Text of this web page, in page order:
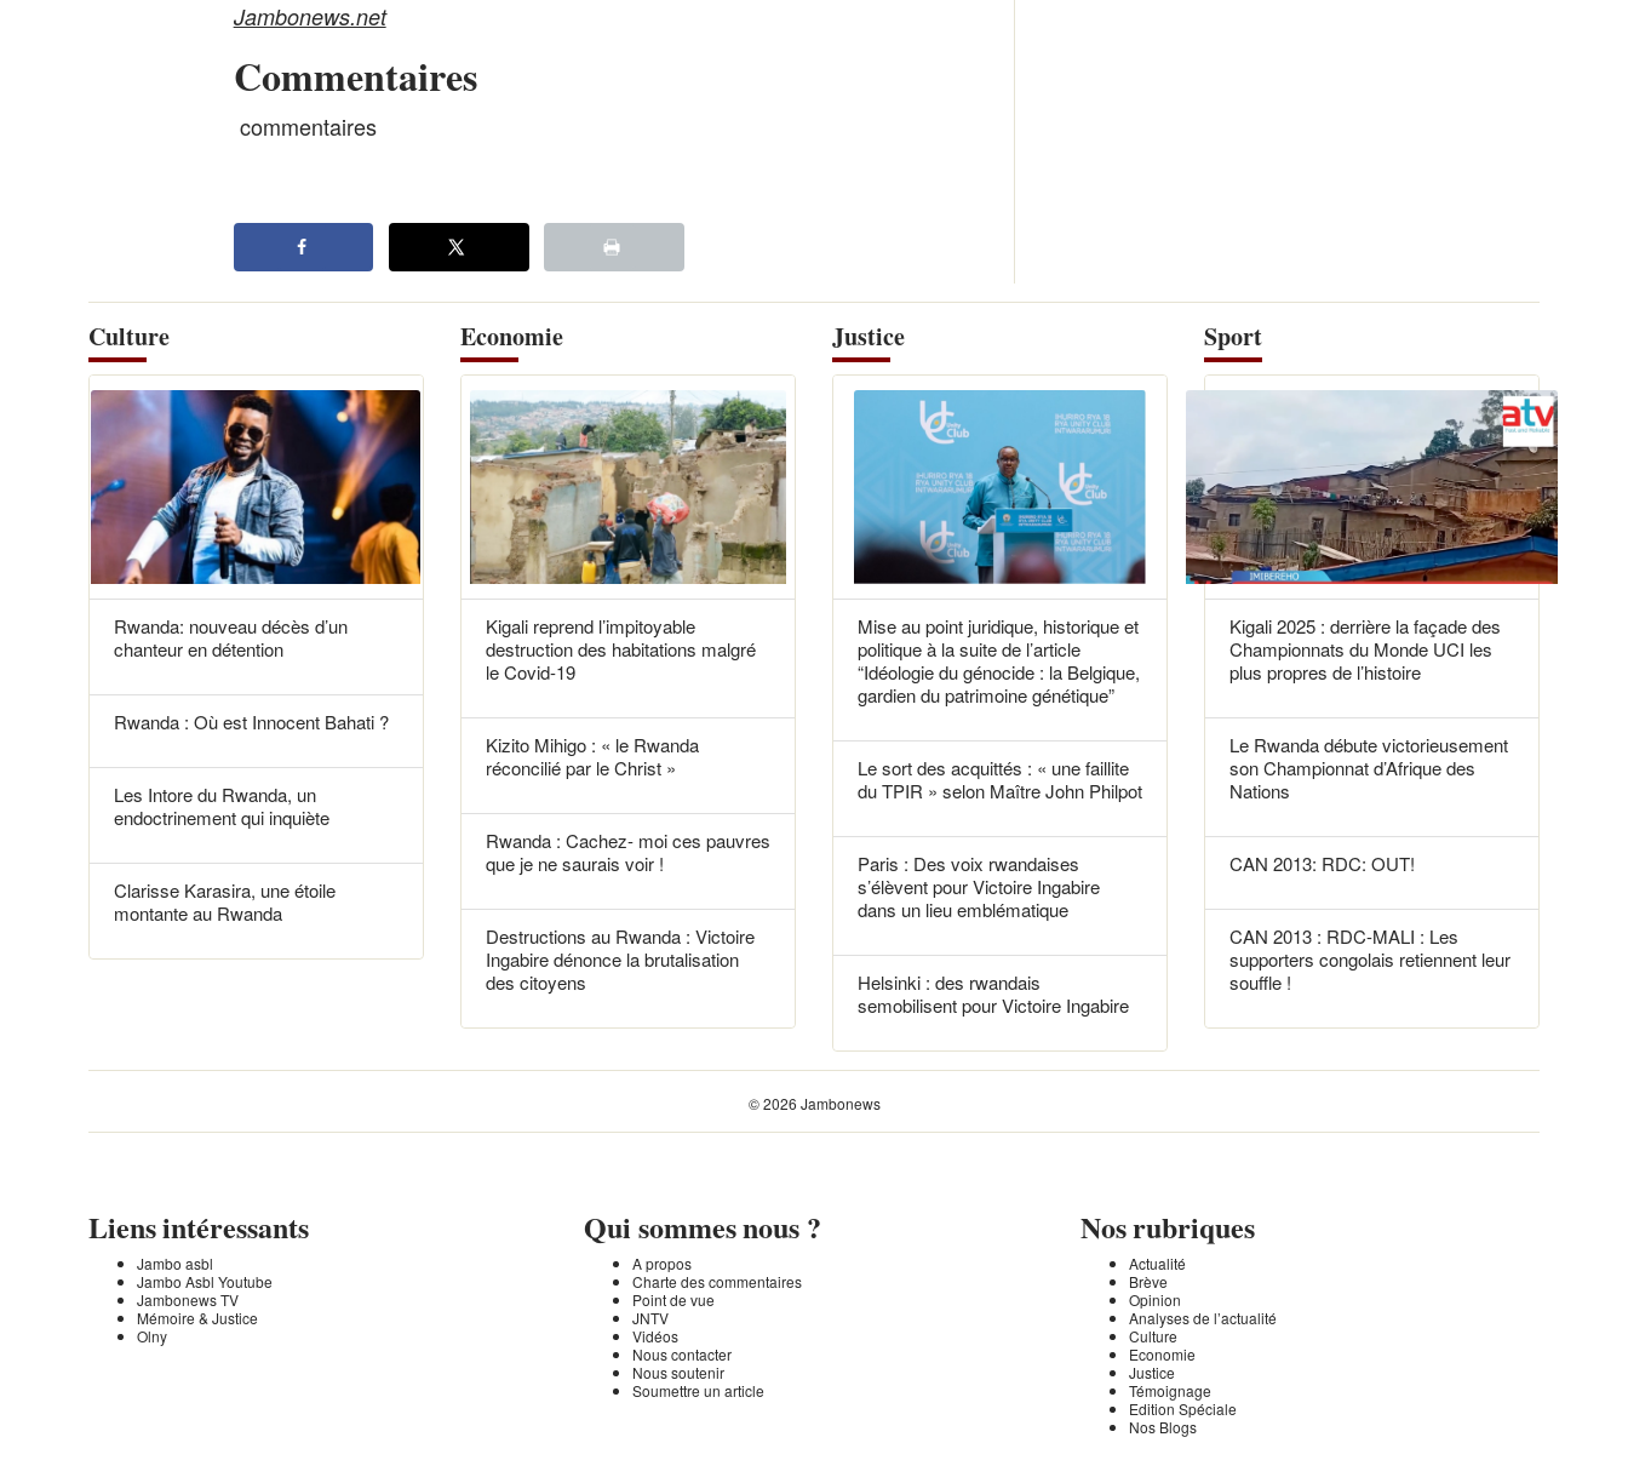
Jambonews.net
Commentaires
commentaires
Culture
Rwanda: nouveau décès d’un
chanteur en détention
Rwanda : Où est Innocent Bahati ?
Les Intore du Rwanda, un
endoctrinement qui inquiète
Clarisse Karasira, une étoile
montante au Rwanda
Economie
Kigali reprend l’impitoyable
destruction des habitations malgré
le Covid-19
Kizito Mihigo : « le Rwanda
réconcilié par le Christ »
Rwanda : Cachez- moi ces pauvres
que je ne saurais voir !
Destructions au Rwanda : Victoire
Ingabire dénonce la brutalisation
des citoyens
Justice
Mise au point juridique, historique et
politique à la suite de l’article
“Idéologie du génocide : la Belgique,
gardien du patrimoine génétique”
Le sort des acquittés : « une faillite
du TPIR » selon Maître John Philpot
Paris : Des voix rwandaises
s’élèvent pour Victoire Ingabire
dans un lieu emblématique
Helsinki : des rwandais
semobilisent pour Victoire Ingabire
Sport
Kigali 2025 : derrière la façade des
Championnats du Monde UCI les
plus propres de l’histoire
Le Rwanda débute victorieusement
son Championnat d’Afrique des
Nations
CAN 2013: RDC: OUT!
CAN 2013 : RDC-MALI : Les
supporters congolais retiennent leur
souffle !
© 2026 Jambonews
Liens intéressants
Jambo asbl
Jambo Asbl Youtube
Jambonews TV
Mémoire & Justice
Olny
Qui sommes nous ?
A propos
Charte des commentaires
Point de vue
JNTV
Vidéos
Nous contacter
Nous soutenir
Soumettre un article
Nos rubriques
Actualité
Brève
Opinion
Analyses de l’actualité
Culture
Economie
Justice
Témoignage
Edition Spéciale
Nos Blogs